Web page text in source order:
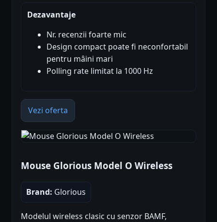
Dezavantaje
Nr. recenzii foarte mic
Design compact poate fi neconfortabil
pentru mâini mari
Polling rate limitat la 1000 Hz
Vezi oferta
Mouse Glorious Model O Wireless
Brand: Glorious
Modelul wireless clasic cu senzor BAMF,